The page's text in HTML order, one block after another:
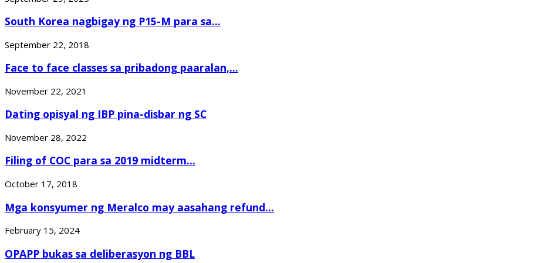
South Korea nagbigay ng P15-M para sa...
September 22, 2018
Face to face classes sa pribadong paaralan,...
November 22, 2021
Dating opisyal ng IBP pina-disbar ng SC
November 28, 2022
Filing of COC para sa 2019 midterm...
October 17, 2018
Mga konsyumer ng Meralco may aasahang refund...
February 15, 2024
OPAPP bukas sa deliberasyon ng BBL